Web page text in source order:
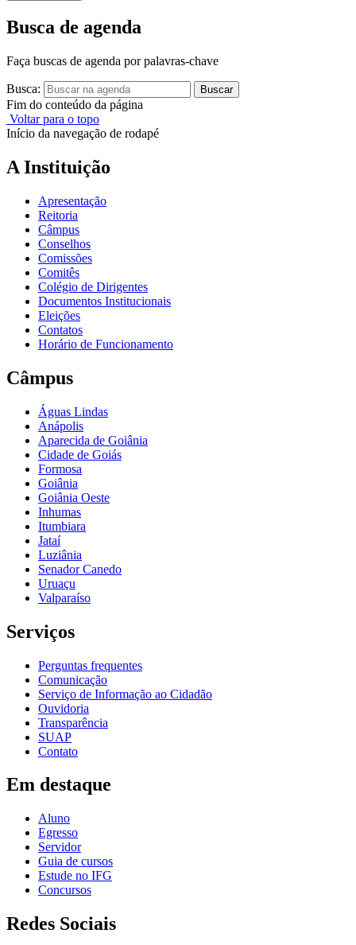
Busca de agenda
Faça buscas de agenda por palavras-chave
Busca: Buscar
Fim do conteúdo da página
Voltar para o topo
Início da navegação de rodapé
A Instituição
Apresentação
Reitoria
Câmpus
Conselhos
Comissões
Comitês
Colégio de Dirigentes
Documentos Institucionais
Eleições
Contatos
Horário de Funcionamento
Câmpus
Águas Lindas
Anápolis
Aparecida de Goiânia
Cidade de Goiás
Formosa
Goiânia
Goiânia Oeste
Inhumas
Itumbiara
Jataí
Luziânia
Senador Canedo
Uruaçu
Valparaíso
Serviços
Perguntas frequentes
Comunicação
Serviço de Informação ao Cidadão
Ouvidoria
Transparência
SUAP
Contato
Em destaque
Aluno
Egresso
Servidor
Guia de cursos
Estude no IFG
Concursos
Redes Sociais